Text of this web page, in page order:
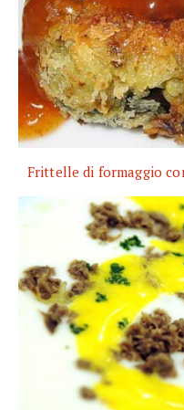
Frittelle di formaggio